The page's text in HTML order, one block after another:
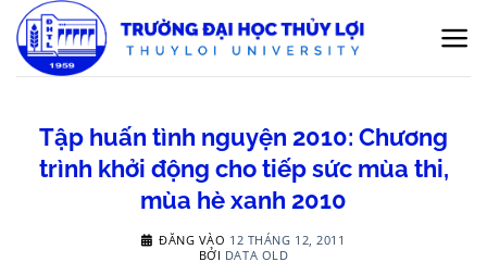
qua
nội
Tập huấn tình nguyện 2010: Chương
trình khởi động cho tiếp sức mùa thi,
mùa hè xanh 2010
ĐĂNG VÀO 12 THÁNG 12, 2011
BỞI DATA OLD